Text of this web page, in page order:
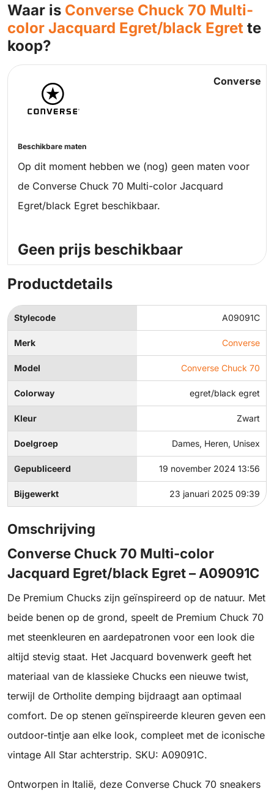
Waar is Converse Chuck 70 Multi-
color Jacquard Egret/black Egret te
koop?
Converse
Beschikbare maten
Op dit moment hebben we (nog) geen maten voor
de Converse Chuck 70 Multi-color Jacquard
Egret/black Egret beschikbaar.
Geen prijs beschikbaar
Productdetails
Stylecode A09091C
Merk Converse
Model Converse Chuck 70
Colorway egret/black egret
Kleur Zwart
Doelgroep Dames, Heren, Unisex
Gepubliceerd 19 november 2024 13:56
Bijgewerkt 23 januari 2025 09:39
Omschrijving
Converse Chuck 70 Multi-color
Jacquard Egret/black Egret – A09091C
De Premium Chucks zijn geïnspireerd op de natuur. Met
beide benen op de grond, speelt de Premium Chuck 70
met steenkleuren en aardepatronen voor een look die
altijd stevig staat. Het Jacquard bovenwerk geeft het
materiaal van de klassieke Chucks een nieuwe twist,
terwijl de Ortholite demping bijdraagt aan optimaal
comfort. De op stenen geïnspireerde kleuren geven een
outdoor-tintje aan elke look, compleet met de iconische
vintage All Star achterstrip. SKU: A09091C.
Ontworpen in Italië, deze Converse Chuck 70 sneakers